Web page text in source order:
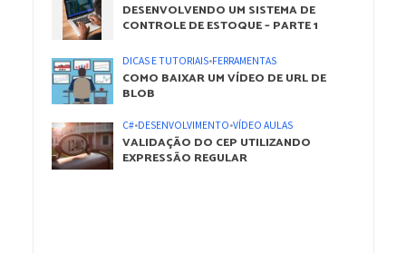
DESENVOLVENDO UM SISTEMA DE
CONTROLE DE ESTOQUE – PARTE 1
DICAS E TUTORIAIS•FERRAMENTAS
COMO BAIXAR UM VÍDEO DE URL DE
BLOB
C#•DESENVOLVIMENTO•VÍDEO AULAS
VALIDAÇÃO DO CEP UTILIZANDO
EXPRESSÃO REGULAR